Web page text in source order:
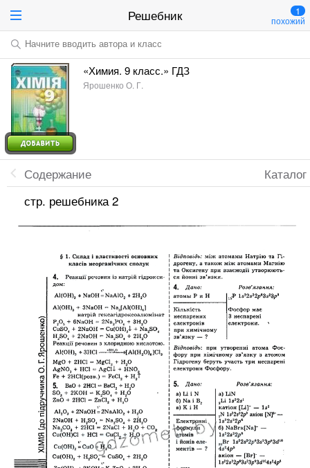
Решебник 1
похожий
Начните вводить автора и класс
«Химия. 9 класс.» ГДЗ
Ярошенко О. Г.
Каталог
Содержание
стр. решебника 2